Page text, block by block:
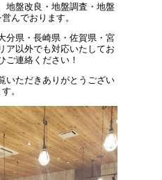
地盤改良・地盤調査・地盤
んでおります。
分県・長崎県・佐賀県・宮
ア以外でも対応いたしてお
ご連絡ください！
いただきありがとうござい
す。